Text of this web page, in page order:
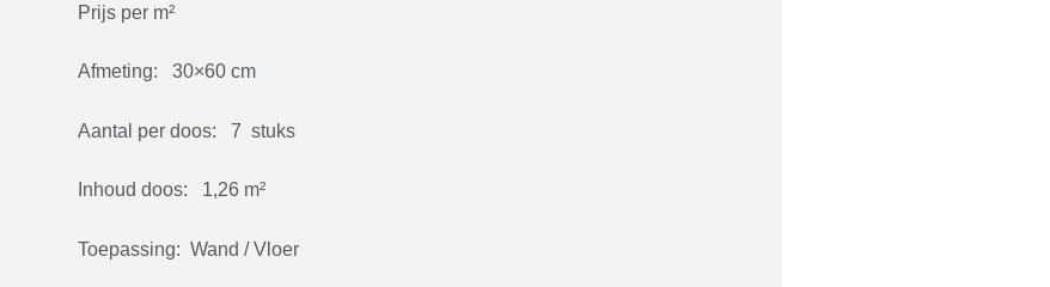
Prijs per m²
Afmeting: 30×60 cm
Aantal per doos: 7 stuks
Inhoud doos: 1,26 m²
Toepassing: Wand / Vloer